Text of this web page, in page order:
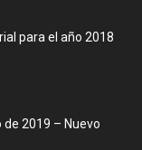
para el año 2018
de 2019 – Nuevo